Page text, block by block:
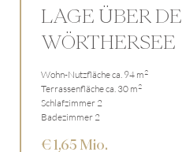
LAGE ÜBER
WÖRTHERSEE
Wohn-Nutzfläche ca. 94 m2
Terrassenfläche ca. 30 m2
Schlafzimmer 2
Badezimmer 2
€ 1,65 Mio.